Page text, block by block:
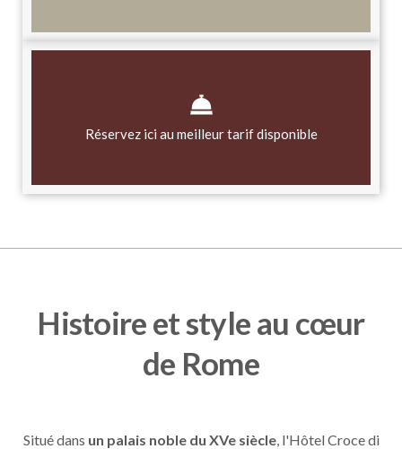
Réservez ici au meilleur tarif disponible
Histoire et style au cœur
de Rome
Situé dans un palais noble du XVe siècle, l'Hôtel Croce di